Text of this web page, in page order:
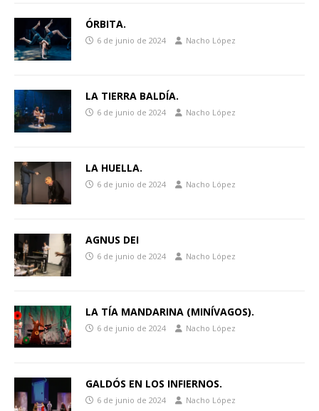
ÓRBITA.
6 de junio de 2024 Nacho López
LA TIERRA BALDÍA.
6 de junio de 2024 Nacho López
LA HUELLA.
6 de junio de 2024 Nacho López
AGNUS DEI
6 de junio de 2024 Nacho López
LA TÍA MANDARINA (MINÍVAGOS).
6 de junio de 2024 Nacho López
GALDÓS EN LOS INFIERNOS.
6 de junio de 2024 Nacho López